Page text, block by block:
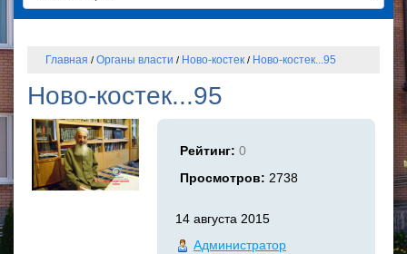
Главная / Органы власти / Ново-костек / Ново-костек...95
Ново-костек...95
Рейтинг: 0
Просмотров: 2738
14 августа 2015
Администратор